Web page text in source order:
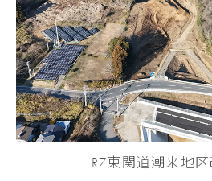
R7東関道潮来地